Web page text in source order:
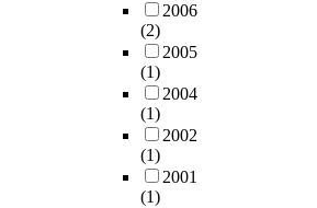
2006
(2)
2005
(1)
2004
(1)
2002
(1)
2001
(1)